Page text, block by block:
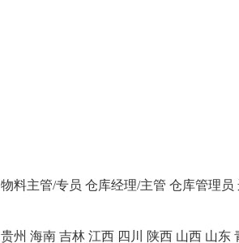
物料主管/专员 仓库经理/主管 仓库管理员
贵州 海南 吉林 江西 四川 陕西 山西 山东